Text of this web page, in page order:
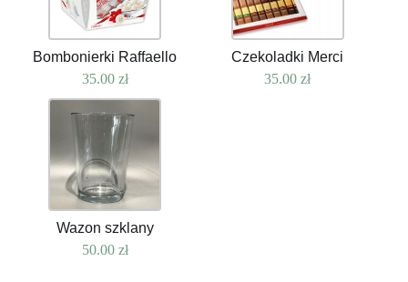
Bombonierki Raffaello
35.00 zł
Czekoladki Merci
35.00zł
Wazon szklany
50.00 zł